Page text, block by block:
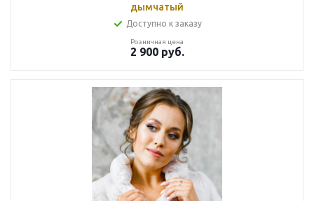
дымчатый
Доступно к заказу
Розничная цена
2 900руб.